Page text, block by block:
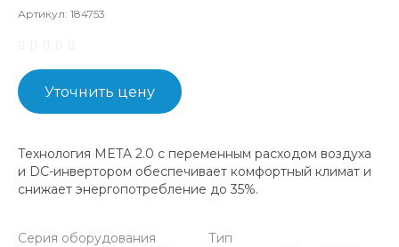
Артикул: 184753
Уточнить цену
Технология META 2.0 с переменным расходом воздуха
и DC-инвертором обеспечивает комфортный климат и
снижает энергопотребление до 35%.
Серия оборудования
Тип